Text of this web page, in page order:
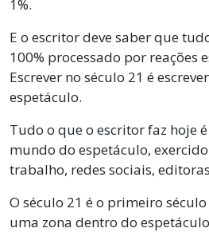
1%.
E o escritor deve saber que
100% processado por reações
Escrever no século 21 é
espetáculo.
Tudo o que o escritor faz hoje
mundo do espetáculo,
trabalho, redes sociais,
O século 21 é o primeiro
uma zona dentro do